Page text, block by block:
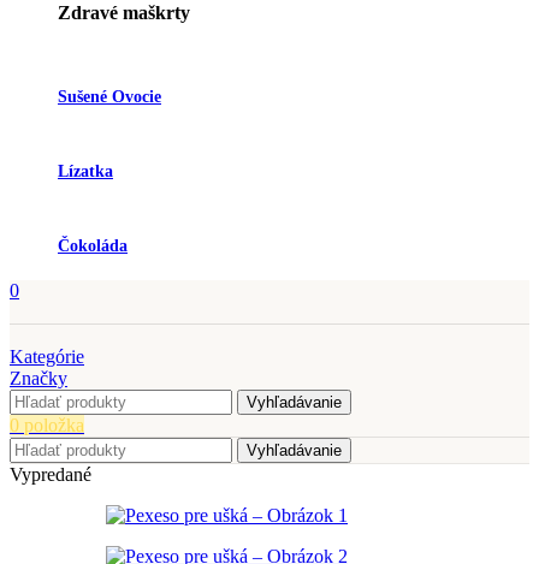
Zdravé maškrty
Sušené Ovocie
Lízatka
Čokoláda
0
Kategórie
Značky
Vyhľadávanie
0 položka
Vyhľadávanie
Vypredané